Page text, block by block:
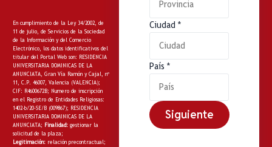
En cumplimiento de la Ley 34/2002, de
11 de julio, de Servicios de la Sociedad
de la Información y del Comercio
Electrónico, los datos identificativos del
titular del Portal Web son: RESIDENCIA
UNIVERSITARIA DOMINICAS DE LA
ANUNCIATA, Gran Vía Ramón y Cajal, nº
11, C.P. 46007, Valencia (VALENCIA);
CIF: R4600672B; Numero de inscripción
en el Registro de Entidades Religiosas:
1402-b/20-SE/B (009867); RESIDENCIA
UNIVERSITARIA DOMINICAS DE LA
ANUNCIATA; Finalidad: gestionar la
solicitud de la plaza;
Legitimación: relación precontractual;
Ciudad *
País *
Siguiente